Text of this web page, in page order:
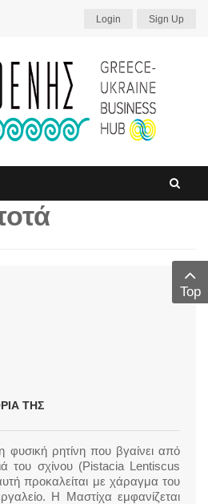
Login Sign Up
ΤΗΣ
φυσική ρητίνη που βγαίνει από
του σχίνου (Pistacia Lentiscus
προκαλείται με χάραγμα του
Η Μαστίχα εμφανίζεται
Top